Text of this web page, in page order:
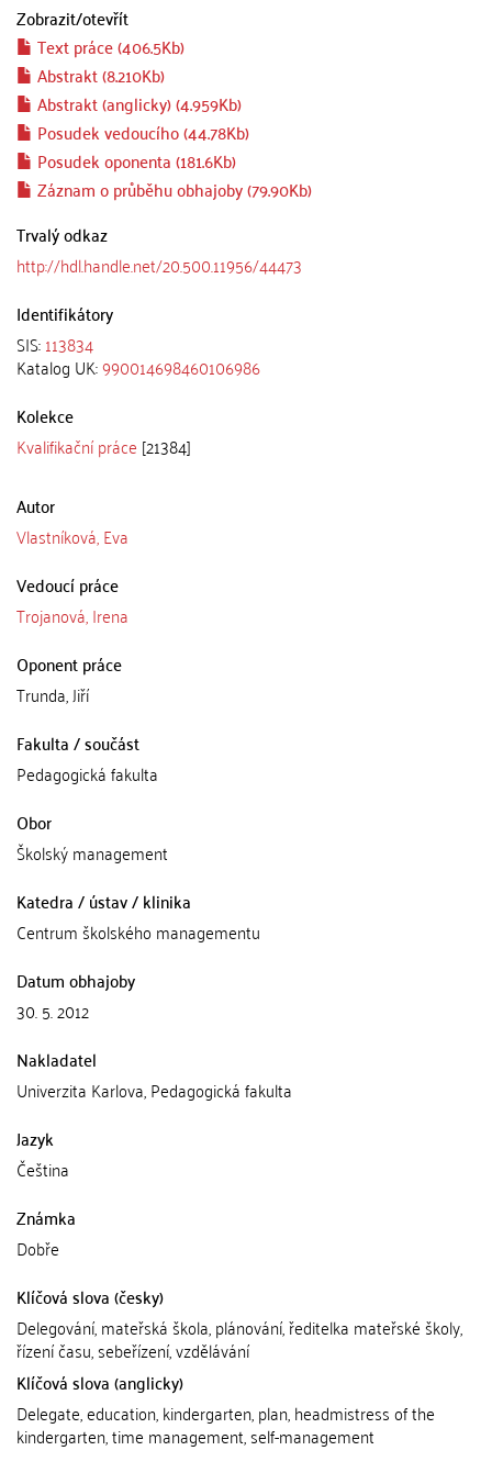
Zobrazit/otevřít
Text práce (406.5Kb)
Abstrakt (8.210Kb)
Abstrakt (anglicky) (4.959Kb)
Posudek vedoucího (44.78Kb)
Posudek oponenta (181.6Kb)
Záznam o průběhu obhajoby (79.90Kb)
Trvalý odkaz
http://hdl.handle.net/20.500.11956/44473
Identifikátory
SIS:113834
Katalog UK:990014698460106986
Kolekce
Kvalifikační práce [21384]
Autor
Vlastníková, Eva
Vedoucí práce
Trojanová, Irena
Oponent práce
Trunda, Jiří
Fakulta / součást
Pedagogická fakulta
Obor
Školský management
Katedra / ústav / klinika
Centrum školského managementu
Datum obhajoby
30. 5. 2012
Nakladatel
Univerzita Karlova, Pedagogická fakulta
Jazyk
Čeština
Známka
Dobře
Klíčová slova (česky)
Delegování, mateřská škola, plánování, ředitelka mateřské školy,
řízení času, sebeřízení, vzdělávání
Klíčová slova (anglicky)
Delegate, education, kindergarten, plan, headmistress of the
kindergarten, time management, self-management